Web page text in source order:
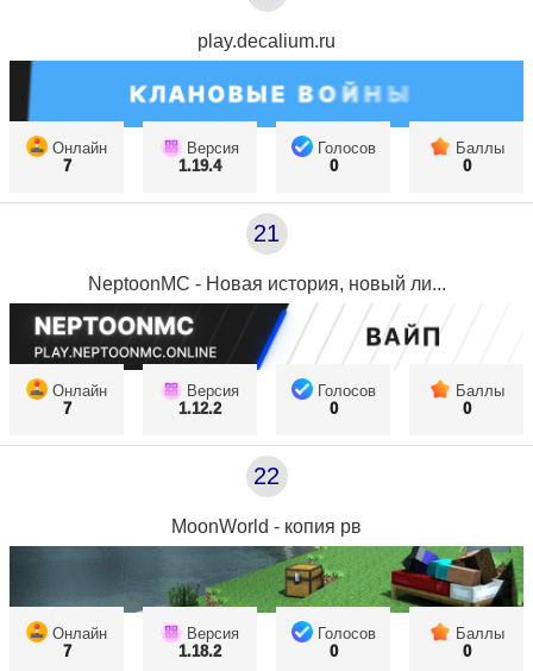
play.decalium.ru
Онлайн
7
Версия
1.19.4
Голосов
0
Баллы
0
21
NeptoonMC - Новая история, новый ли...
Онлайн
7
Версия
1.12.2
Голосов
0
Баллы
0
22
MoonWorld - копия рв
Онлайн
7
Версия
1.18.2
Голосов
0
Баллы
0